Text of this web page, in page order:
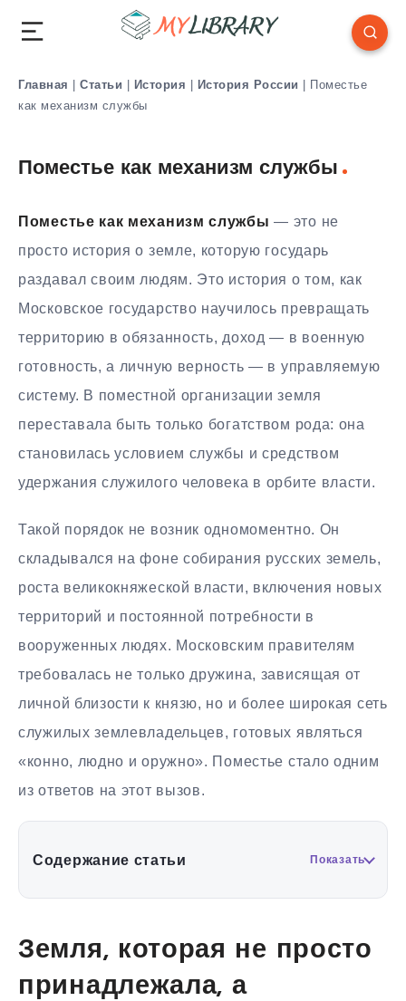
Главная | Статьи | История | История России | Поместье
как механизм службы
Поместье как механизм службы
Поместье как механизм службы — это не
просто история о земле, которую государь
раздавал своим людям. Это история о том, как
Московское государство научилось превращать
территорию в обязанность, доход — в военную
готовность, а личную верность — в управляемую
систему. В поместной организации земля
переставала быть только богатством рода: она
становилась условием службы и средством
удержания служилого человека в орбите власти.
Такой порядок не возник одномоментно. Он
складывался на фоне собирания русских земель,
роста великокняжеской власти, включения новых
территорий и постоянной потребности в
вооруженных людях. Московским правителям
требовалась не только дружина, зависящая от
личной близости к князю, но и более широкая сеть
служилых землевладельцев, готовых являться
«конно, людно и оружно». Поместье стало одним
из ответов на этот вызов.
Содержание статьи Показать
Земля, которая не просто
принадлежала, а